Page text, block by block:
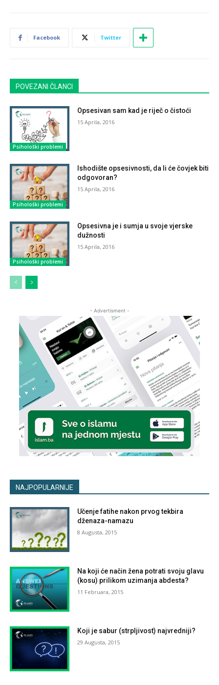
Facebook Twitter
POVEZANI ČLANCI
Psihološki problemi
Opsesivan sam kad je riječ o čistoći
15 Aprila, 2016
Psihološki problemi
Ishodište opsesivnosti, da li će čovjek biti
odgovoran?
15 Aprila, 2016
Psihološki problemi
Opsesivna je i sumja u svoje vjerske
dužnosti
15 Aprila, 2016
- Advertisment -
NAJPOPULARNIJE
Učenje fatihe nakon prvog tekbira
dženaza-namazu
8 Augusta, 2015
Na koji će način žena potrati svoju glavu
(kosu) prilikom uzimanja abdesta?
11 Februara, 2015
Koji je sabur (strpljivost) najvredniji?
29 Augusta, 2015